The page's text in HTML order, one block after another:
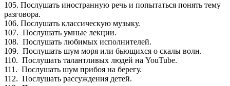
105. Послушать иностранную речь и попытаться понять тему
разговора.
106. Послушать классическую музыку.
107. Послушать умные лекции.
108. Послушать любимых исполнителей.
109. Послушать шум моря или бьющихся о скалы волн.
110. Послушать талантливых людей на YouTube.
111. Послушать шум прибоя на берегу.
112. Послушать рассуждения детей.